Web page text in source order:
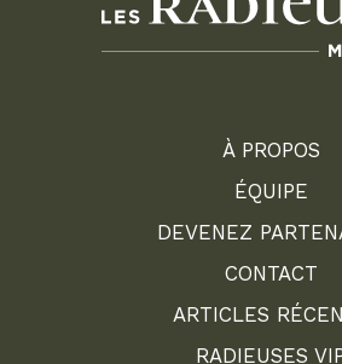
À PROPOS
ÉQUIPE
DEVENEZ
CONTACT
ARTICLES
RADIEUSES